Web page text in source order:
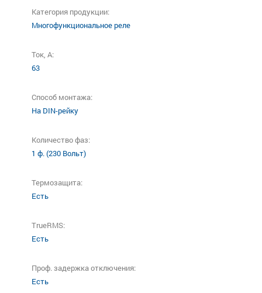
Категория продукции:
Многофункциональное реле
Ток, А:
63
Способ монтажа:
На DIN-рейку
Количество фаз:
1 ф. (230 Вольт)
Термозащита:
Есть
TrueRMS:
Есть
Проф. задержка отключения:
Есть